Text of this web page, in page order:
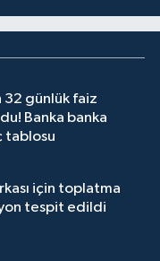
32 günlük faiz
Banka banka
tablosu
için toplatma
tespit edildi